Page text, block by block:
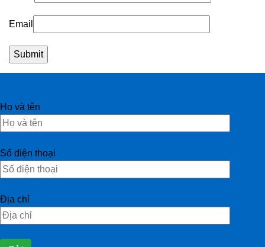
Email
Họ và tên
Số điện thoại
Địa chỉ